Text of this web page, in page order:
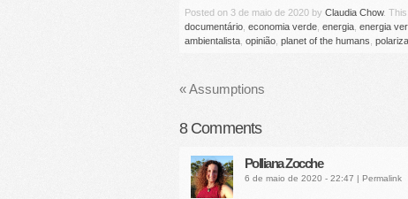
Posted on 3 de maio de 2020 by Claudia Chow.
documentário economia verde energia energia
ambientalista opinião planet of the humans
«Assumptions
8Comments
Polliana Zocche
6 de maio de 2020 - 22:47 | Permalink